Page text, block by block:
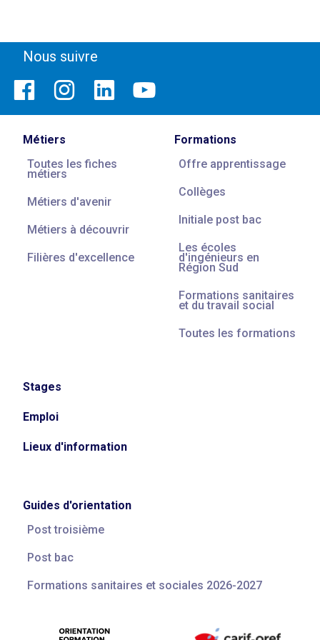
Nous suivre
Métiers
Toutes les fiches
métiers
Métiers d'avenir
Métiers à découvrir
Filières d'excellence
Formations
Offre apprentissage
Collèges
Initiale post bac
Les écoles
d'ingénieurs en
Région Sud
Formations sanitaires
et du travail social
Toutes les formations
Stages
Emploi
Lieux d'information
Guides d'orientation
Post troisième
Post bac
Formations sanitaires et sociales 2026-2027